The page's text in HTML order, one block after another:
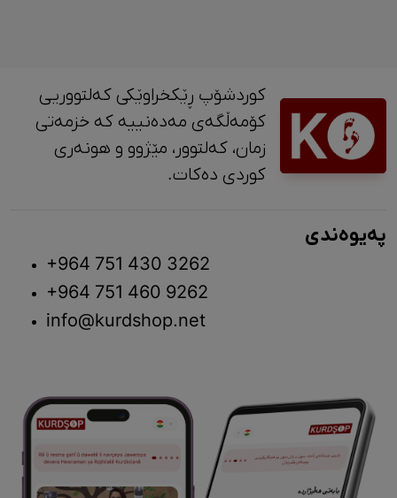
کوردشۆپ ڕێکخراوێکی کەلتووریی
کۆمەڵگەی مەدەنییە کە خزمەتی
زمان، کەلتوور، مێژوو و ‎هونەری
کوردی دەکات.
پەیوەندی
+964 751 430 3262
+964 751 460 9262
info@kurdshop.net